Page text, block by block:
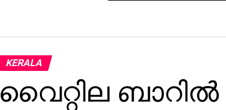
KERALA
വൈറ്റില ബാറില്‍